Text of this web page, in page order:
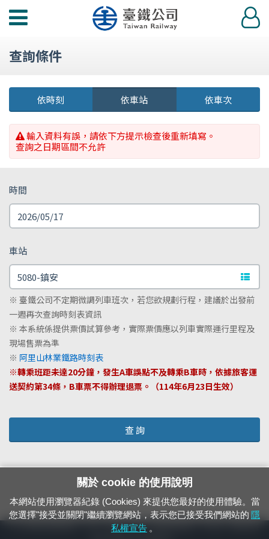
功
選
登
入
查詢條件
依時刻 依車站 依車次
輸入資料有誤，請依下方提示檢查後重新填寫。
查詢之日期區間不允許
時間
車站
文字
※ 臺鐵公司不定期微調列車班次，若您欲規劃行程，建議於出發前
一週再次查詢時刻表資訊
※ 本系統係提供票價試算參考，實際票價應以列車實際運行里程及
現場售票為準
※ 阿里山林業鐵路時刻表
※轉乘班距未達20分鐘，發生A車誤點不及轉乘B車時，依據旅客運
送契約第34條，B車票不得辦理退票。（114年6月23日生效）
查 詢
24小時緊急通報電話：1933（市話、手機，僅限發現軌道、平交道、橋樑及隧
關於 cookie 的使用說明
本網站使用瀏覽器紀錄 (Cookies) 來提供您最好的使用體驗。當
您選擇"接受並關閉"繼續瀏覽網站，表示您已接受我們網站的 隱
私權宣告 。